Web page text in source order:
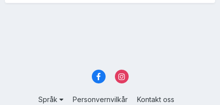
Språk Personvernvilkår
Kontakt oss